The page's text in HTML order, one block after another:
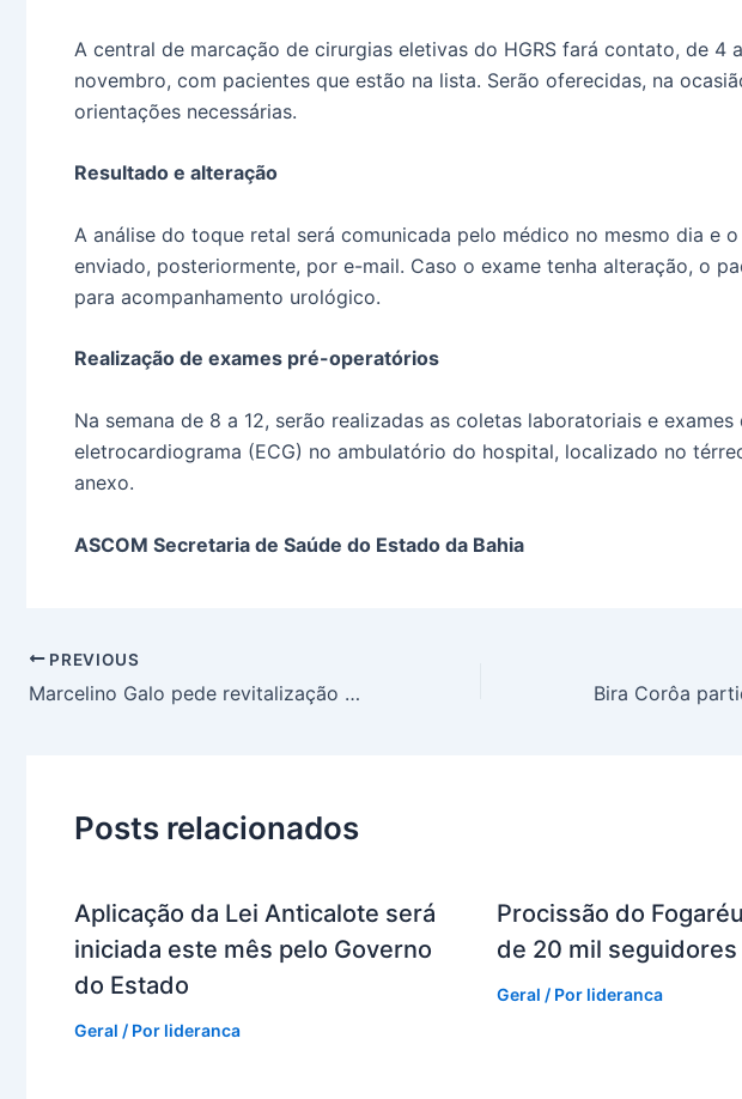
A central de marcação de cirurgias eletivas do HGRS fará contato, de 4
novembro, com pacientes que estão na lista. Serão oferecidas, na
orientações necessárias.
Resultado e alteração
A análise do toque retal será comunicada pelo médico no mesmo dia e o
enviado, posteriormente, por e-mail. Caso o exame tenha alteração, o
para acompanhamento urológico.
Realização de exames pré-operatórios
Na semana de 8 a 12, serão realizadas as coletas laboratoriais e exames
eletrocardiograma (ECG) no ambulatório do hospital, localizado no
anexo.
ASCOM Secretaria de Saúde do Estado da Bahia
PREVIOUS
Marcelino Galo pede revitalização e recuperação do Parque Metropolitano de Pituaçu
Posts relacionados
Aplicação da Lei Anticalote será
iniciada este mês pelo Governo
do Estado
Geral / Por lideranca
Procissão do
de 20 mil seguidores
Geral / Por lideranca